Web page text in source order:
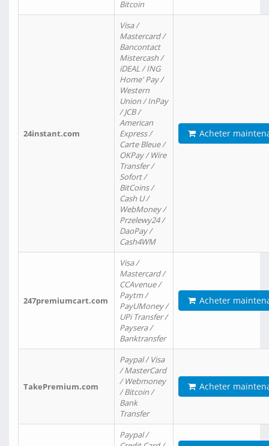
Bitcoin
24instant.com
Visa /
Mastercard /
Bancontact
Mistercash /
iDEAL / ING
Home' Pay /
Western
Union / InPay
/ JCB /
American
Express /
Carte Bleue /
OKPay / Wire
Transfer /
Sofort /
BitCoins /
Cash U /
WebMoney /
Przelewy24 /
DaoPay /
Cash4WM
Acheter
247premiumcart.com
Visa /
Mastercard /
CCAvenue /
Paytm /
PayUMoney /
UPi Transfer /
Paysera /
Banktransfer
Acheter
TakePremium.com
Paypal / Visa
/ MasterCard
/ Webmoney
/ Bitcoin /
Bank
Transfer
Acheter
Paypal /